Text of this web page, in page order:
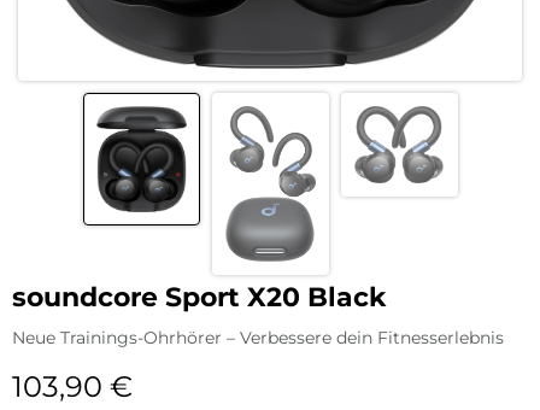
soundcore Sport X20 Black
Neue Trainings-Ohrhörer – Verbessere dein Fitnesserlebnis
103,90 €